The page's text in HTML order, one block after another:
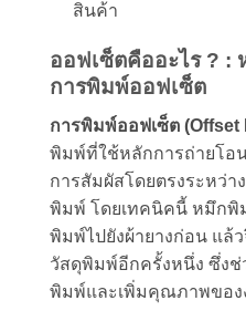
สินค้า
ออฟเซ็ตคืออะไร ? :
การพิมพ์ออฟเซ็ต
การพิมพ์ออฟเซ็ต (Offset
พิมพ์ที่ใช้หลักการถ่ายโอ
การสัมผัสโดยตรงระหว่
พิมพ์ โดยเทคนิคนี้ หมึกพิ
พิมพ์ไปยังผ้ายางก่อน แล้
วัสดุพิมพ์อีกครั้งหนึ่ง ซึ่ง
พิมพ์และเพิ่มคุณภาพของ